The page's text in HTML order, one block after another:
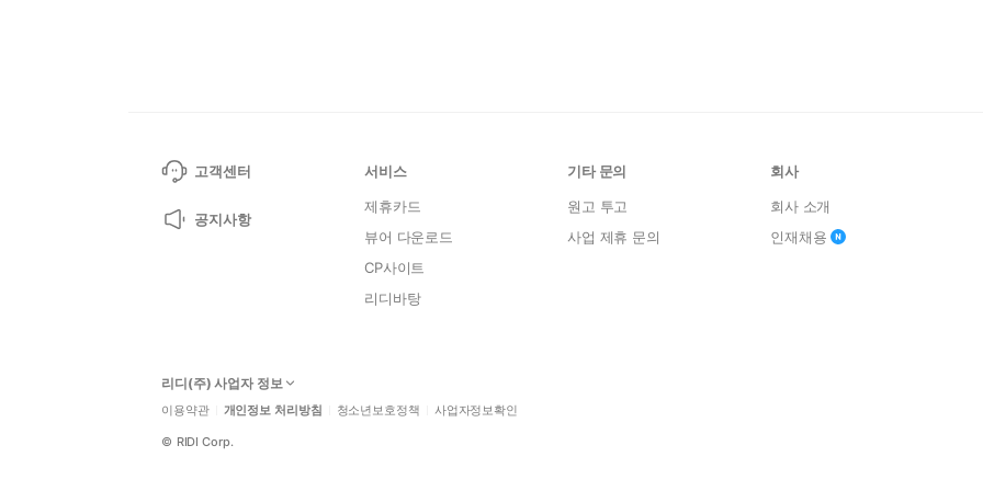
고객센터
공지사항
서비스
제휴카드
뷰어 다운로드
CP사이트
리디바탕
기타 문의
원고 투고
사업 제휴 문의
회사
회사 소개
인재채용
리디(주) 사업자 정보
이용약관 개인정보 처리방침 청소년보호정책 사업자정보확인
© RIDI Corp.